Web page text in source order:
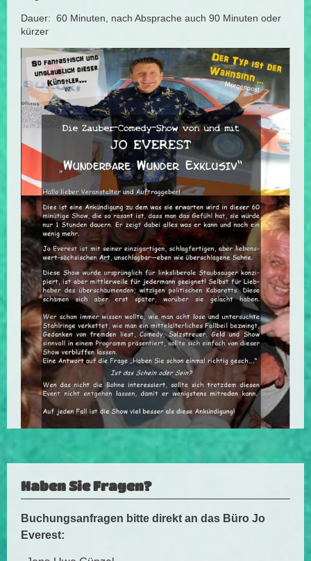
Dauer: 60 Minuten, nach Absprache auch 90 Minuten oder
kürzer
Haben Sie Fragen?
Buchungsanfragen bitte direkt an das Büro Jo
Everest: